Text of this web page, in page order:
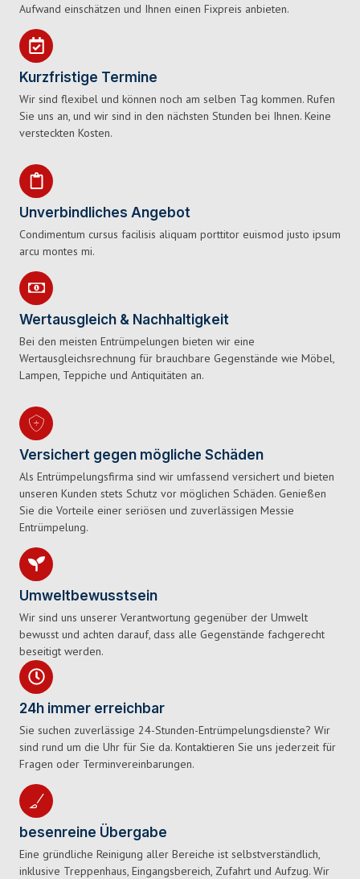
Aufwand einschätzen und Ihnen einen Fixpreis anbieten.
Kurzfristige Termine
Wir sind flexibel und können noch am selben Tag kommen. Rufen
Sie uns an, und wir sind in den nächsten Stunden bei Ihnen. Keine
versteckten Kosten.
Unverbindliches Angebot
Condimentum cursus facilisis aliquam porttitor euismod justo ipsum
arcu montes mi.
Wertausgleich & Nachhaltigkeit
Bei den meisten Entrümpelungen bieten wir eine
Wertausgleichsrechnung für brauchbare Gegenstände wie Möbel,
Lampen, Teppiche und Antiquitäten an.
Versichert gegen mögliche Schäden
Als Entrümpelungsfirma sind wir umfassend versichert und bieten
unseren Kunden stets Schutz vor möglichen Schäden. Genießen
Sie die Vorteile einer seriösen und zuverlässigen Messie
Entrümpelung.
Umweltbewusstsein
Wir sind uns unserer Verantwortung gegenüber der Umwelt
bewusst und achten darauf, dass alle Gegenstände fachgerecht
beseitigt werden.
24h immer erreichbar
Sie suchen zuverlässige 24-Stunden-Entrümpelungsdienste? Wir
sind rund um die Uhr für Sie da. Kontaktieren Sie uns jederzeit für
Fragen oder Terminvereinbarungen.
besenreine Übergabe
Eine gründliche Reinigung aller Bereiche ist selbstverständlich,
inklusive Treppenhaus, Eingangsbereich, Zufahrt und Aufzug. Wir